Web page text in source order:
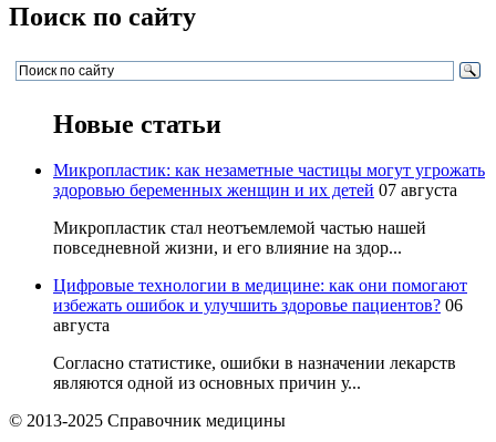
Поиск по сайту
Новые статьи
Микропластик: как незаметные частицы могут угрожать
здоровью беременных женщин и их детей 07 августа
Микропластик стал неотъемлемой частью нашей
повседневной жизни, и его влияние на здор...
Цифровые технологии в медицине: как они помогают
избежать ошибок и улучшить здоровье пациентов? 06
августа
Согласно статистике, ошибки в назначении лекарств
являются одной из основных причин у...
© 2013-2025 Справочник медицины